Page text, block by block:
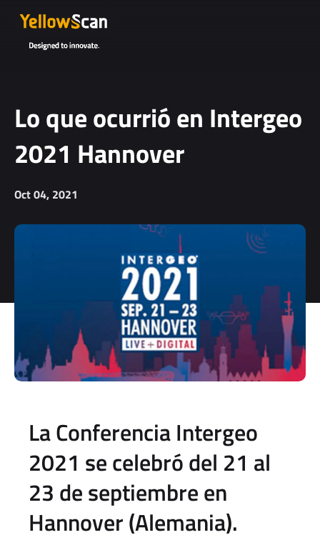
Lo que ocurrió en Intergeo
2021 Hannover
Oct 04, 2021
La Conferencia Intergeo
2021 se celebró del 21 al
23 de septiembre en
Hannover (Alemania).